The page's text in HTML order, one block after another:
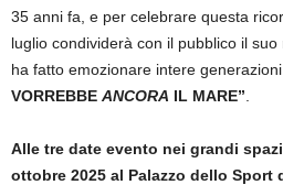
35 anni fa, e per celebrare questa
luglio condividerà con il pubblico il
ha fatto emozionare intere
VORREBBE ANCORA IL MARE”
Alle tre date evento nei grandi
ottobre 2025 al Palazzo dello Sport